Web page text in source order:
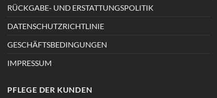
RÜCKGABE- UND ERSTATTUNGSPOLITIK
DATENSCHUTZRICHTLINIE
GESCHÄFTSBEDINGUNGEN
IMPRESSUM
PFLEGE DER KUNDEN